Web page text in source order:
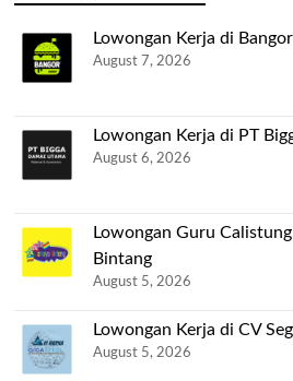
Lowongan Kerja di
August 7, 2026
Lowongan Kerja di PT
August 6, 2026
Lowongan Guru
Bintang
August 5, 2026
Lowongan Kerja di CV
August 5, 2026